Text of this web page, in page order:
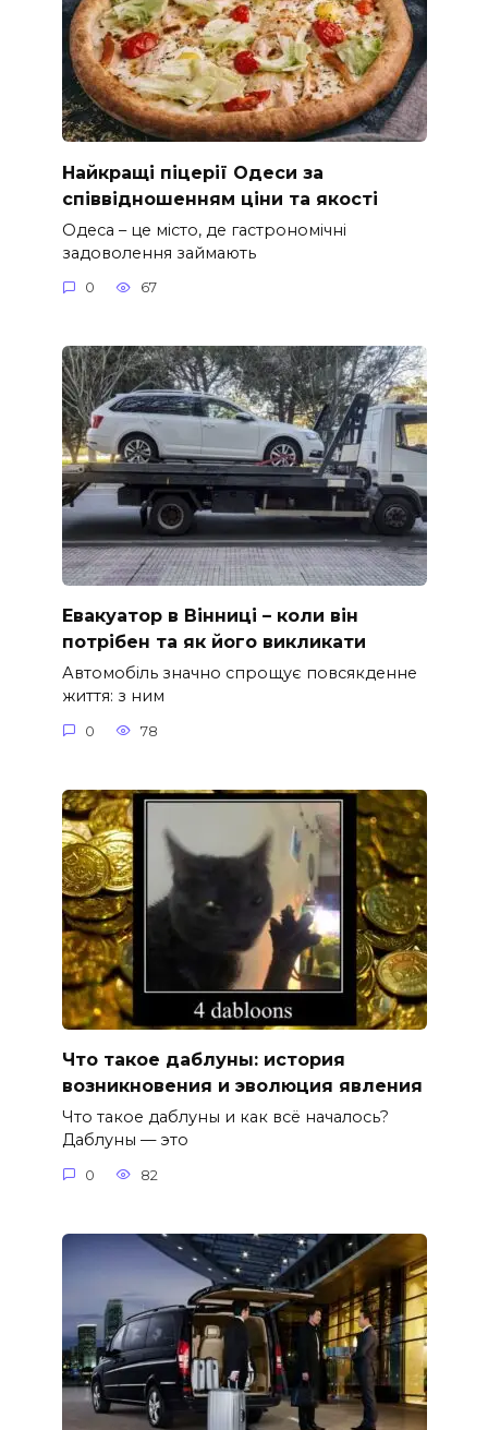
Найкращі піцерії Одеси за
співвідношенням ціни та якості
Одеса – це місто, де гастрономічні
задоволення займають
0 67
Евакуатор в Вінниці – коли він
потрібен та як його викликати
Автомобіль значно спрощує повсякденне
життя: з ним
0 78
Что такое даблуны: история
возникновения и эволюция явления
Что такое даблуны и как всё началось?
Даблуны — это
0 82